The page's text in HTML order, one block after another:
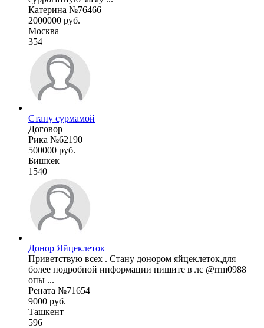
Катерина №76466
2000000 руб.
Москва
354
Стану сурмамой
Договор
Рика №62190
500000 руб.
Бишкек
1540
Донор Яйцеклеток
Приветствую всех . Стану донором яйцеклеток,для
более подробной информации пишите в лс @rrm0988
опы ...
Рената №71654
9000 руб.
Ташкент
596